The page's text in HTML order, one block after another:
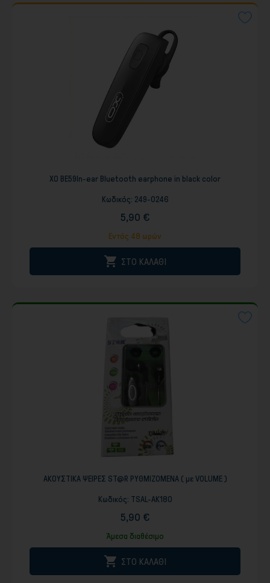
XO BE59In-ear Bluetooth earphone in black color
Κωδικός: 249-0246
5,90 €
Εντός 48 ωρών
 ΣΤΟ ΚΑΛΑΘΙ
ΑΚΟΥΣΤΙΚΑ ΨΕΙΡΕΣ ST@R ΡΥΘΜΙΖΟΜΕΝΑ ( με VOLUME )
Κωδικός: TSAL-AK180
5,90 €
Άμεσα διαθέσιμο
 ΣΤΟ ΚΑΛΑΘΙ